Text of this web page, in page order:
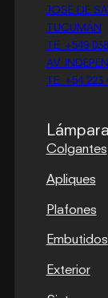
JOSÉ DE
TUCUMÁN
TE: +549
AV.
TE: +54 223
Colgantes
Apliques
Plafones
Embutidos
Exterior